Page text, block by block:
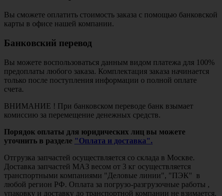
Вы сможете оплатить стоимость заказа с помощью банковской
карты в офисе нашей компании.
Банковский перевод
Вы можете воспользоваться данным видом платежа для 100%
предоплаты любого заказа. Комплектация заказа начинается
только после поступления информации о полной оплате
счета.
ВНИМАНИЕ ! При банковском переводе банк взымает
комиссию за перемещение денежных средств.
Порядок оплаты для юридических лиц вы можете
уточнить в разделе "Оплата и доставка".
Отгрузка запчастей осуществляется со склада в Москве.
Доставка запчастей МАЗ весом от 3 кг осуществляется
транспортными компаниями "Деловые линии", "ПЭК" в
любой регион РФ. Оплата за погрузо-разгрузочные работы ,
упаковку и доставку до транспортной компании не взимается.